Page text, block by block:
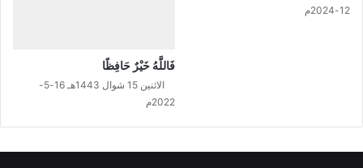
ا
ل
12-2024م
فَاللَّهُ خَيْرٌ حَافِظًا
الاثنين 15 شوال 1443هـ 16-5-
2022م